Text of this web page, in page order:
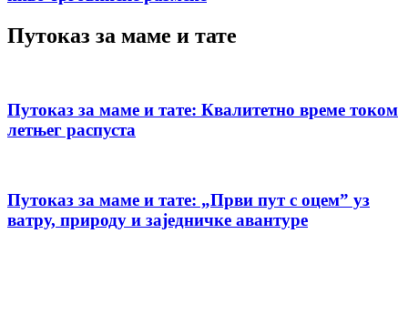
Путоказ за маме и тате
Путоказ за маме и тате: Квалитетно време током
летњег распуста
Путоказ за маме и тате: „Први пут с оцемˮ уз
ватру, природу и заједничке авантуре